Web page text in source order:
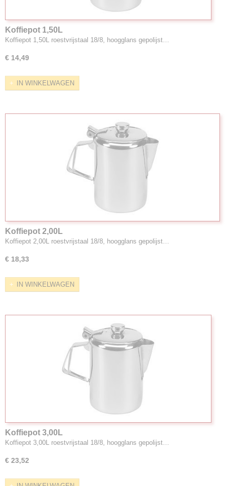
Koffiepot 1,50L
Koffiepot 1,50L roestvrijstaal 18/8, hoogglans gepolijst…
€ 14,49
IN WINKELWAGEN
Koffiepot 2,00L
Koffiepot 2,00L roestvrijstaal 18/8, hoogglans gepolijst…
€ 18,33
IN WINKELWAGEN
Koffiepot 3,00L
Koffiepot 3,00L roestvrijstaal 18/8, hoogglans gepolijst…
€ 23,52